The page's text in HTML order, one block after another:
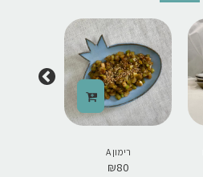
רימון A
₪80